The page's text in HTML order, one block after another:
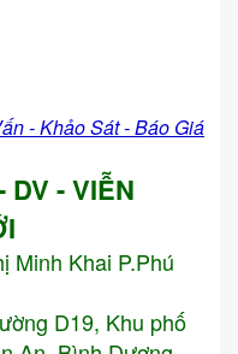
- Khảo Sát - Báo Giá
DV - VIỄN
Minh Khai P.Phú
D19, Khu phố